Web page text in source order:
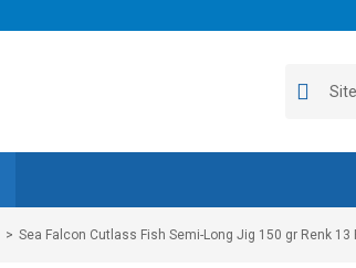
Sea Falcon Cutlass Fish Semi-Long Jig 150 gr Renk 13